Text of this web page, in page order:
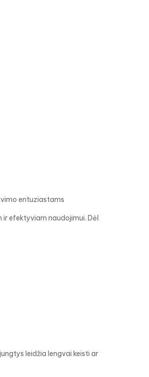
entuziastams
efektyviam naudojimui. Dėl
leidžia lengvai keisti ar